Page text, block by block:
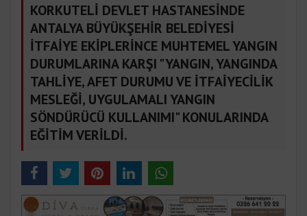
KORKUTELİ DEVLET HASTANESİNDE
ANTALYA BÜYÜKŞEHİR BELEDİYESİ
İTFAİYE EKİPLERİNCE MUHTEMEL YANGIN
DURUMLARINA KARŞI "YANGIN, YANGINDA
TAHLİYE, AFET DURUMU VE İTFAİYECİLİK
MESLEĞİ, UYGULAMALI YANGIN
SÖNDÜRÜCÜ KULLANIMI" KONULARINDA
EĞİTİM VERİLDİ.